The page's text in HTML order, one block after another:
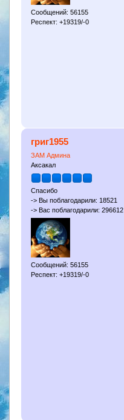
Сообщений: 56155
Респект: +19319/-0
григ1955
ЗАМ Админа
Аксакал
Спасибо
-> Вы поблагодарили: 18521
-> Вас поблагодарили: 296612
Сообщений: 56155
Респект: +19319/-0